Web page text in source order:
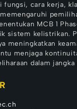
fungsi, cara kerja,
MCB 1
sistem kelistrikan.
meningkatkan
menjaga
dalam jangka